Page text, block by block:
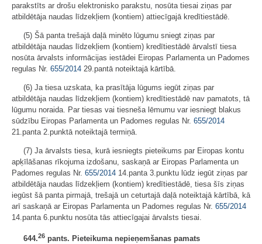
parakstīts ar drošu elektronisko parakstu, nosūta tiesai ziņas par
atbildētāja naudas līdzekļiem (kontiem) attiecīgajā kredītiestādē.
(5) Šā panta trešajā daļā minēto lūgumu sniegt ziņas par
atbildētāja naudas līdzekļiem (kontiem) kredītiestādē ārvalstī tiesa
nosūta ārvalsts informācijas iestādei Eiropas Parlamenta un Padomes
regulas Nr. 655/2014 29.pantā noteiktajā kārtībā.
(6) Ja tiesa uzskata, ka prasītāja lūgums iegūt ziņas par
atbildētāja naudas līdzekļiem (kontiem) kredītiestādē nav pamatots, tā
lūgumu noraida. Par tiesas vai tiesneša lēmumu var iesniegt blakus
sūdzību Eiropas Parlamenta un Padomes regulas Nr. 655/2014
21.panta 2.punktā noteiktajā termiņā.
(7) Ja ārvalsts tiesa, kurā iesniegts pieteikums par Eiropas kontu
apķīlāšanas rīkojuma izdošanu, saskaņā ar Eiropas Parlamenta un
Padomes regulas Nr. 655/2014 14.panta 3.punktu lūdz iegūt ziņas par
atbildētāja naudas līdzekļiem (kontiem) kredītiestādē, tiesa šīs ziņas
iegūst šā panta pirmajā, trešajā un ceturtajā daļā noteiktajā kārtībā, kā
arī saskaņā ar Eiropas Parlamenta un Padomes regulas Nr. 655/2014
14.panta 6.punktu nosūta tās attiecīgajai ārvalsts tiesai.
644.26 pants. Pieteikuma nepieņemšanas pamats